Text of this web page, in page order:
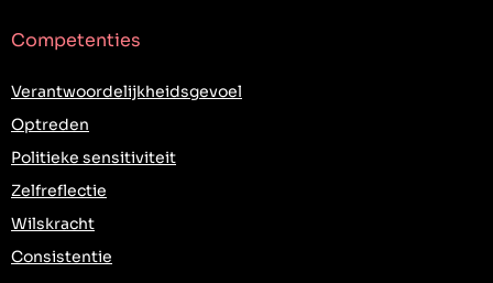
Competenties
Verantwoordelijkheidsgevoel
Optreden
Politieke sensitiviteit
Zelfreflectie
Wilskracht
Consistentie